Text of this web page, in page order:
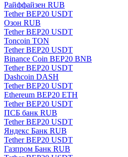
Paйффaйзeн RUB
Tether BEP20 USDT
Озон RUB
Tether BEP20 USDT
Toncoin TON
Tether BEP20 USDT
Binance Coin BEP20 BNB
Tether BEP20 USDT
Dashcoin DASH
Tether BEP20 USDT
Ethereum BEP20 ETH
Tether BEP20 USDT
ПСБ банк RUB
Tether BEP20 USDT
Яндекс Банк RUB
Tether BEP20 USDT
Газпром Банк RUB